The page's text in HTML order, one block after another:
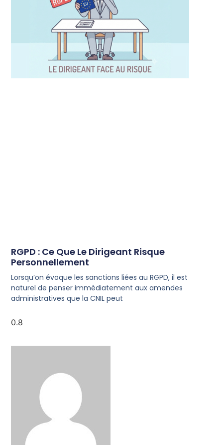
RGPD : Ce Que Le Dirigeant Risque
Personnellement
Lorsqu’on évoque les sanctions liées au RGPD, il est
naturel de penser immédiatement aux amendes
administratives que la CNIL peut